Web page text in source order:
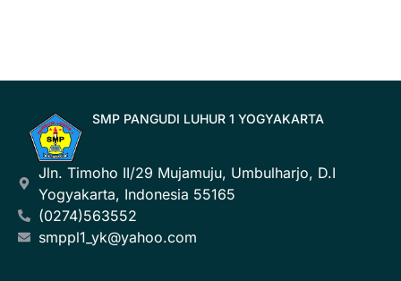
SMP PANGUDI LUHUR 1 YOGYAKARTA
Jln. Timoho II/29 Mujamuju, Umbulharjo, D.I
Yogyakarta, Indonesia 55165
(0274)563552
smppl1_yk@yahoo.com